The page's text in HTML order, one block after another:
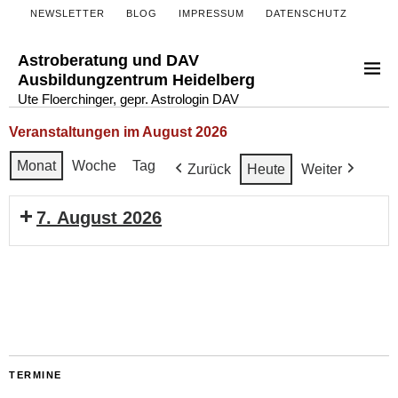
NEWSLETTER BLOG IMPRESSUM DATENSCHUTZ
Astroberatung und DAV
Ausbildungzentrum Heidelberg
Ute Floerchinger, gepr. Astrologin DAV
Veranstaltungen im August 2026
Monat Woche Tag Zurück Heute Weiter
7. August 2026
Treffen
TERMINE